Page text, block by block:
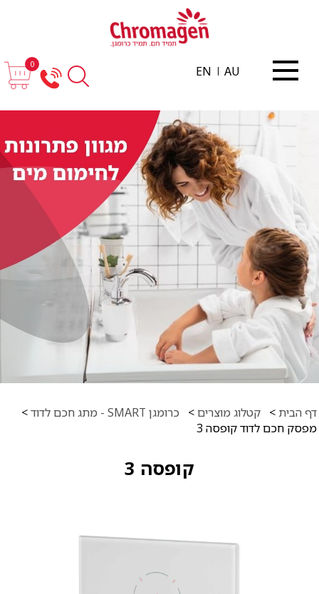
AU
EN
0
דף הבית > קטלוג מוצרים> כרומגן SMART - מתג חכם לדוד
>
מפסק חכם לדוד קופסה 3
קופסה 3